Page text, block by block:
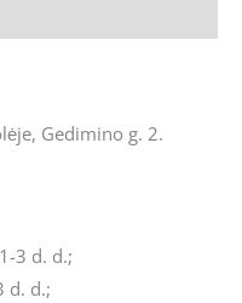
Gedimino g. 2.
3 d. d.;
d. d.;